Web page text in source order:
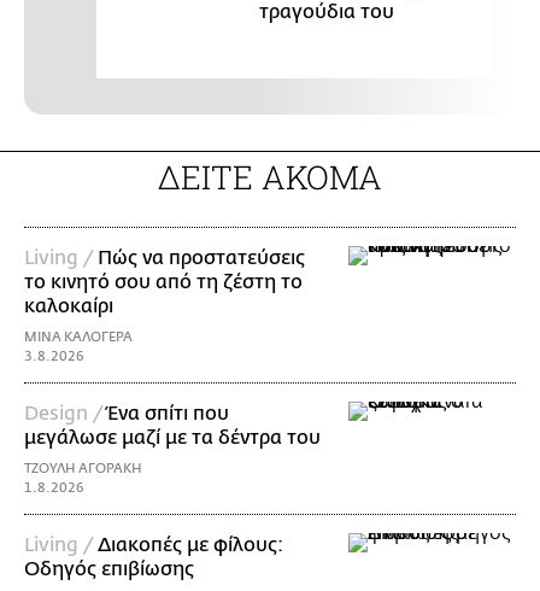
τραγούδια του
ΔΕΙΤΕ ΑΚΟΜΑ
Living / Πώς να προστατεύσεις
το κινητό σου από τη ζέστη το
καλοκαίρι
ΜΙΝΑ ΚΑΛΟΓΕΡΑ
3.8.2026
Design /Ένα σπίτι που
μεγάλωσε μαζί με τα δέντρα του
ΤΖΟΥΛΗ ΑΓΟΡΑΚΗ
1.8.2026
Living /Διακοπές με φίλους:
Οδηγός επιβίωσης